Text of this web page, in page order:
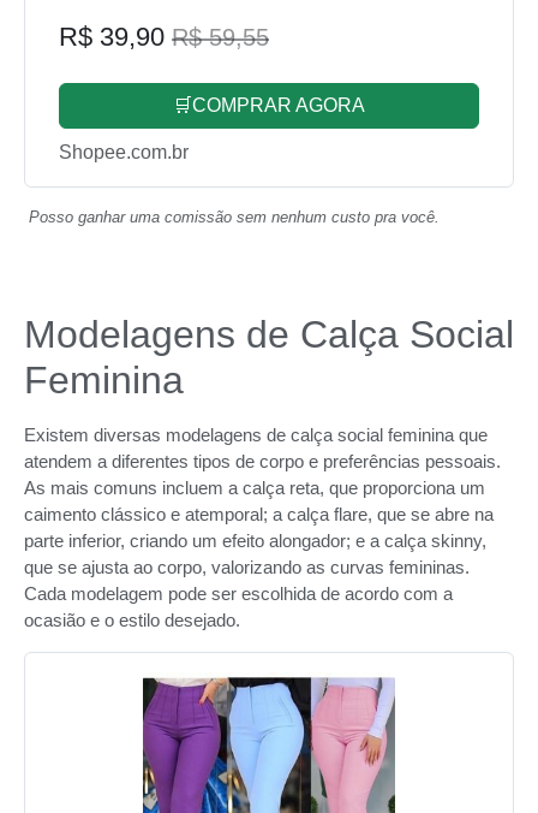
R$ 39,90 R$ 59,55
🛒COMPRAR AGORA
Shopee.com.br
Posso ganhar uma comissão sem nenhum custo pra você.
Modelagens de Calça Social
Feminina
Existem diversas modelagens de calça social feminina que
atendem a diferentes tipos de corpo e preferências pessoais.
As mais comuns incluem a calça reta, que proporciona um
caimento clássico e atemporal; a calça flare, que se abre na
parte inferior, criando um efeito alongador; e a calça skinny,
que se ajusta ao corpo, valorizando as curvas femininas.
Cada modelagem pode ser escolhida de acordo com a
ocasião e o estilo desejado.